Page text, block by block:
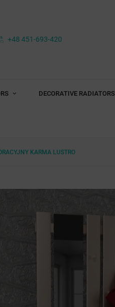
+48 451-693-420
DECORATIVE RADIATORS
KARMA LUSTRO